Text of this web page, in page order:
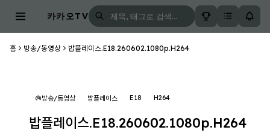
카카오TV
홈 방송/동영상 밥플레이스.E18.260602.1080p.H264
방송/동영상 밥플레이스 E18 H264
밥플레이스.E18.260602.1080p.H264